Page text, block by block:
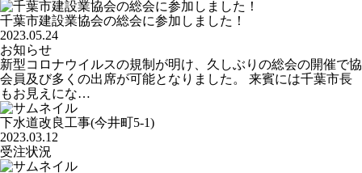
千葉市建設業協会の総会に参加しました！
2023.05.24
お知らせ
新型コロナウイルスの規制が明け、久しぶりの総会の開催で協
会員及び多くの出席が可能となりました。 来賓には千葉市長
もお見えにな…
下水道改良工事(今井町5-1)
2023.03.12
受注状況